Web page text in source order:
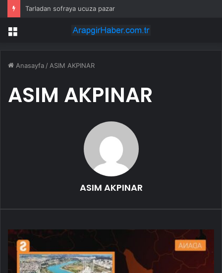
Tarladan sofraya ucuza pazar
Menü
Anasayfa /ASIM AKPINAR
ASIM AKPINAR
ASIM AKPINAR